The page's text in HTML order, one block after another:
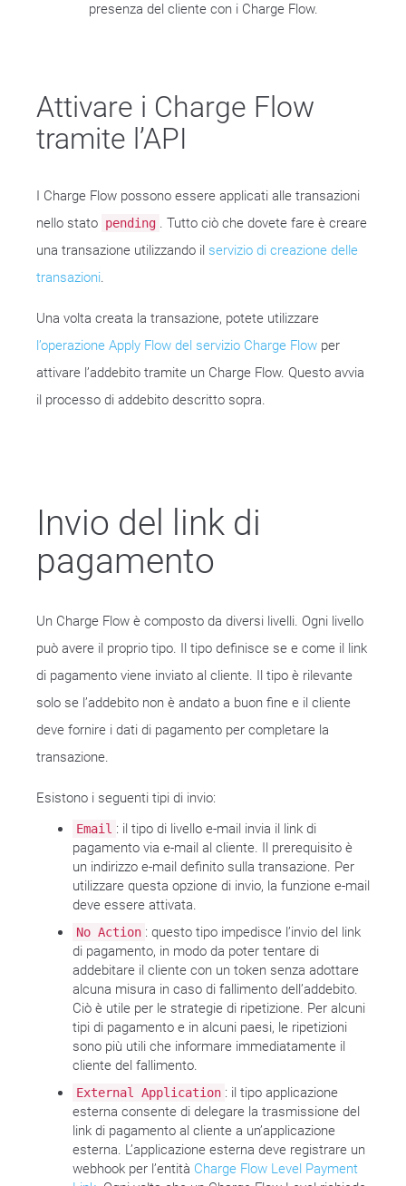
presenza del cliente con i Charge Flow.
Attivare i Charge Flow
tramite l’API
I Charge Flow possono essere applicati alle transazioni
nello stato pending . Tutto ciò che dovete fare è creare
una transazione utilizzando il servizio di creazione delle
transazioni.
Una volta creata la transazione, potete utilizzare
l’operazione Apply Flow del servizio Charge Flow per
attivare l’addebito tramite un Charge Flow. Questo avvia
il processo di addebito descritto sopra.
Invio del link di
pagamento
Un Charge Flow è composto da diversi livelli. Ogni livello
può avere il proprio tipo. Il tipo definisce se e come il link
di pagamento viene inviato al cliente. Il tipo è rilevante
solo se l’addebito non è andato a buon fine e il cliente
deve fornire i dati di pagamento per completare la
transazione.
Esistono i seguenti tipi di invio:
Email : il tipo di livello e-mail invia il link di
pagamento via e-mail al cliente. Il prerequisito è
un indirizzo e-mail definito sulla transazione. Per
utilizzare questa opzione di invio, la funzione e-mail
deve essere attivata.
No Action : questo tipo impedisce l’invio del link
di pagamento, in modo da poter tentare di
addebitare il cliente con un token senza adottare
alcuna misura in caso di fallimento dell’addebito.
Ciò è utile per le strategie di ripetizione. Per alcuni
tipi di pagamento e in alcuni paesi, le ripetizioni
sono più utili che informare immediatamente il
cliente del fallimento.
External Application : il tipo applicazione
esterna consente di delegare la trasmissione del
link di pagamento al cliente a un’applicazione
esterna. L’applicazione esterna deve registrare un
webhook per l’entità Charge Flow Level Payment